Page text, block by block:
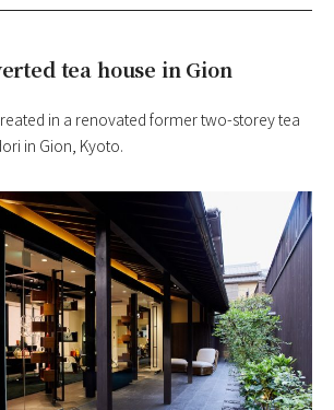
tea house in Gion
in a renovated former two-storey tea
in Gion, Kyoto.